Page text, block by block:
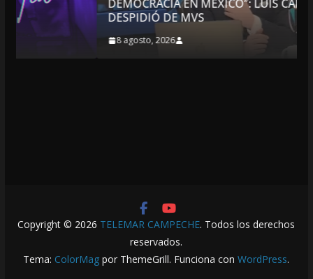
DEMOCRACIA EN MÉXICO”: LUIS CÁRDENAS; SE
DESPIDIÓ DE MVS
8 agosto, 2026
Copyright © 2026 TELEMAR CAMPECHE. Todos los derechos
reservados.
Tema: ColorMag por ThemeGrill. Funciona conWordPress.